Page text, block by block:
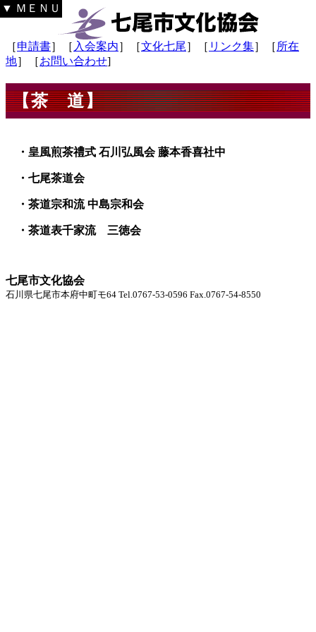
▼ ＭＥＮＵ
［申請書］［ 入会案内］［文化七尾］［ リンク集］［ 所在
地］［お問い合わせ]
【茶 道】
・皇風煎茶禮式 石川弘風会 藤本香喜社中
・七尾茶道会
・茶道宗和流 中島宗和会
・茶道表千家流 三徳会
七尾市文化協会
石川県七尾市本府中町モ64 Tel.0767-53-0596 Fax.0767-54-8550